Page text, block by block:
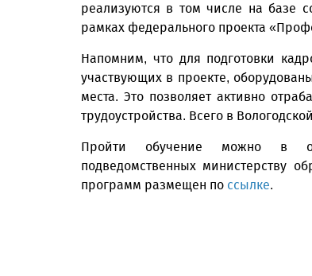
реализуются в том числе на базе
рамках федерального проекта
Напомним, что для подготовки
участвующих в проекте,
места. Это позволяет активно
трудоустройства. Всего в
Пройти обучение можно в
подведомственных министерству
программ размещен по ссылке.